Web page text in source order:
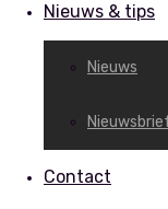
Nieuws & tips
Nieuws
Contact